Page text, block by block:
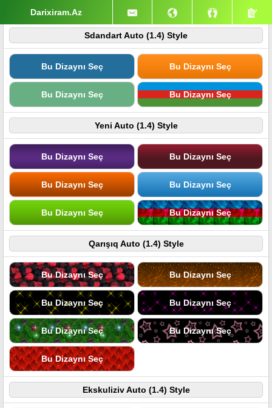
Darixiram.Az
Sdandart Auto (1.4) Style
Bu Dizaynı Seç Bu Dizaynı Seç
Bu Dizaynı Seç Bu Dizaynı Seç
Yeni Auto (1.4) Style
Bu Dizaynı Seç Bu Dizaynı Seç
Bu Dizaynı Seç Bu Dizaynı Seç
Bu Dizaynı Seç Bu Dizaynı Seç
Qarışıq Auto (1.4) Style
Bu Dizaynı Seç Bu Dizaynı Seç
Bu Dizaynı Seç Bu Dizaynı Seç
Bu Dizaynı Seç Bu Dizaynı Seç
Bu Dizaynı Seç
Ekskuliziv Auto (1.4) Style